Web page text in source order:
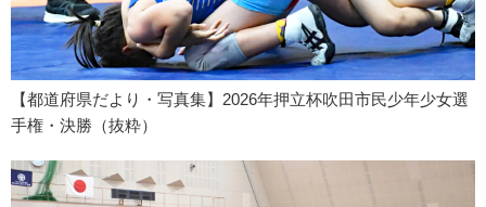
【都道府県だより・写真集】2026年押立杯吹田市民少年少女選
手権・決勝（抜粋）